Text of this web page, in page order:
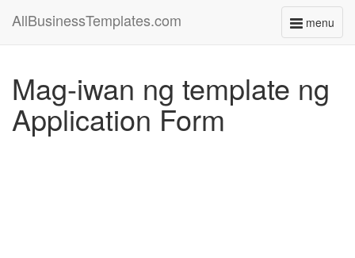
menu
Toggle
AllBusinessTemplates.com
Mag-iwan ng template ng
Application Form